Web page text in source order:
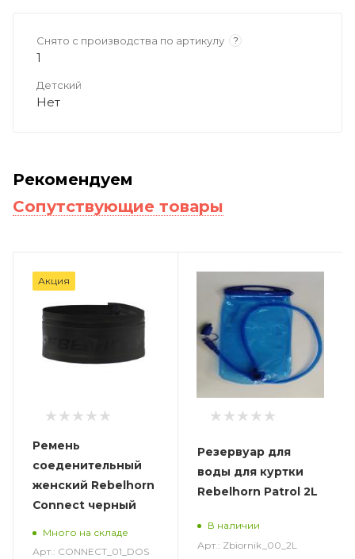
Снято с производства по артикулу ?
1
Детский
Нет
Рекомендуем
Сопутствующие товары
Акция
Ремень
соеденительный
женский Rebelhorn
Connect черный
Много на складе
Арт.: CONNECT_01_DOS
Резервуар для
воды для куртки
Rebelhorn Patrol 2L
В наличии
Арт.: Zbiornik_00_2L